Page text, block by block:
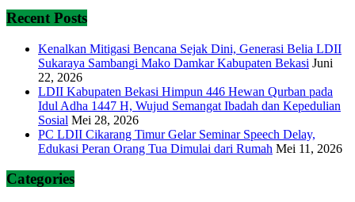
Recent Posts
Kenalkan Mitigasi Bencana Sejak Dini, Generasi Belia LDII
Sukaraya Sambangi Mako Damkar Kabupaten Bekasi Juni
22, 2026
LDII Kabupaten Bekasi Himpun 446 Hewan Qurban pada
Idul Adha 1447 H, Wujud Semangat Ibadah dan Kepedulian
Sosial Mei 28, 2026
PC LDII Cikarang Timur Gelar Seminar Speech Delay,
Edukasi Peran Orang Tua Dimulai dari Rumah Mei 11, 2026
Categories